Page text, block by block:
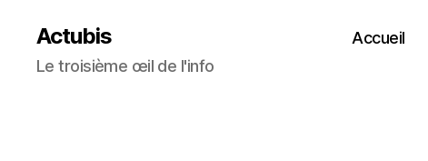
Actubis
Le troisième œil de l'info
Accueil